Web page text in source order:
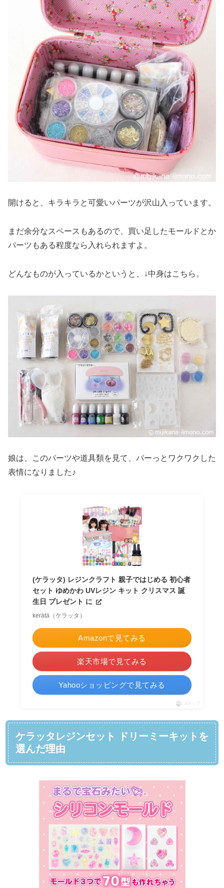
開けると、キラキラと可愛いパーツが沢山入っています。
まだ余分なスペースもあるので、買い足したモールドとか
パーツもある程度なら入れられますよ。
どんなものが入っているかというと、↓中身はこちら。
娘は、このパーツや道具類を見て、パーっとワクワクした
表情になりました♪
(ケラッタ) レジンクラフト 親子ではじめる 初心者
セット ゆめかわ UVレジン キット クリスマス 誕
生日 プレゼント に
kerätä（ケラッタ）
Amazonで見てみる
楽天市場で見てみる
Yahooショッピングで見てみる
ポチップ
ケラッタレジンセット ドリーミーキットを
選んだ理由